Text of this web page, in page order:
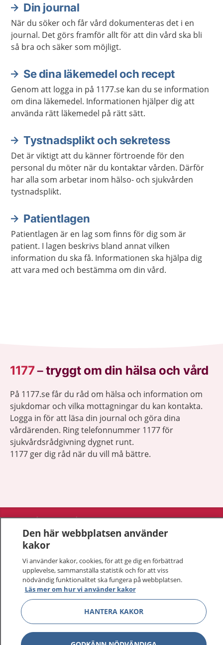
Din journal
När du söker och får vård dokumenteras det i en
journal. Det görs framför allt för att din vård ska bli
så bra och säker som möjligt.
Se dina läkemedel och recept
Genom att logga in på 1177.se kan du se information
om dina läkemedel. Informationen hjälper dig att
använda rätt läkemedel på rätt sätt.
Tystnadsplikt och sekretess
Det är viktigt att du känner förtroende för den
personal du möter när du kontaktar vården. Därför
har alla som arbetar inom hälso- och sjukvården
tystnadsplikt.
Patientlagen
Patientlagen är en lag som finns för dig som är
patient. I lagen beskrivs bland annat vilken
information du ska få. Informationen ska hjälpa dig
att vara med och bestämma om din vård.
1177–tryggt om din hälsa och vård
På 1177.se får du råd om hälsa och information om
sjukdomar och vilka mottagningar du kan kontakta.
Logga in för att läsa din journal och göra dina
vårdärenden. Ring telefonnummer 1177 för
sjukvårdsrådgivning dygnet runt.
1177 ger dig råd när du vill må bättre.
1177 på flera språk Visa
Om 1177
Kontakt
Behandling av personuppgifter
Hantering av kakor
Den här webbplatsen använder
kakor
Vi använder kakor, cookies, för att ge dig en förbättrad
upplevelse, sammanställa statistik och för att viss
nödvändig funktionalitet ska fungera på webbplatsen.
Läs mer om hur vi använder kakor
HANTERA KAKOR